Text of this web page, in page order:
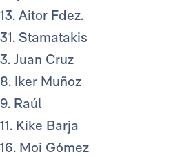
13. Aitor Fdez.
31. Stamatakis
3. Juan Cruz
8. Iker Muñoz
9. Raúl
11. Kike Barja
16. Moi Gómez